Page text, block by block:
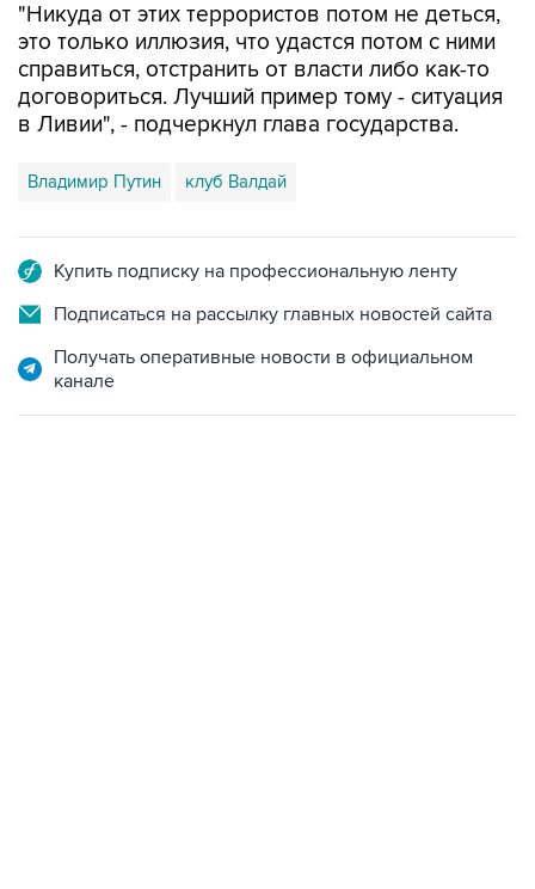
"Никуда от этих террористов потом не деться,
это только иллюзия, что удастся потом с ними
справиться, отстранить от власти либо как-то
договориться. Лучший пример тому - ситуация
в Ливии", - подчеркнул глава государства.
Владимир Путин клуб Валдай
Купить подписку на профессиональную ленту
Подписаться на рассылку главных новостей сайта
Получать оперативные новости в официальном
канале